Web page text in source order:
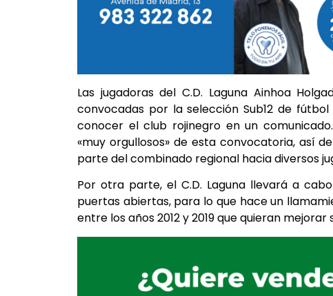
Las jugadoras del C.D. Laguna Ainhoa
convocadas por la selección Sub12 de
conocer el club rojinegro en un
«muy orgullosos» de esta convocatoria, así
parte del combinado regional hacia diversos
Por otra parte, el C.D. Laguna llevará a
puertas abiertas, para lo que hace un
entre los años 2012 y 2019 que quieran